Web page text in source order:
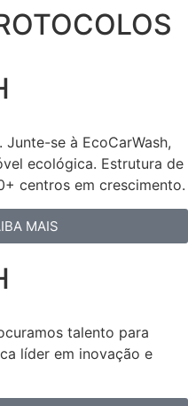
se à EcoCarWash,
ecológica. Estrutura de
centros em crescimento.
MAIS
talento para
líder em inovação e